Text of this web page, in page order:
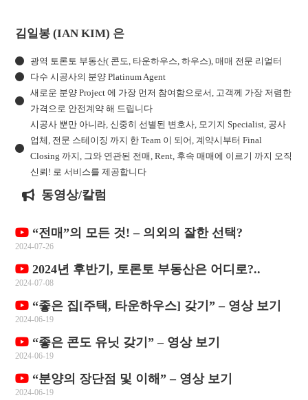
김일봉 (IAN KIM) 은
광역 토론토 부동산( 콘도, 타운하우스, 하우스), 매매 전문 리얼터
다수 시공사의 분양 Platinum Agent
새로운 분양 Project 에 가장 먼저 참여함으로서, 고객께 가장 저렴한
가격으로 안전계약 해 드립니다
시공사 뿐만 아니라, 신중히 선별된 변호사, 모기지 Specialist, 공사
업체, 전문 스테이징 까지 한 Team 이 되어, 계약시부터 Final
Closing 까지, 그와 연관된 전매, Rent, 후속 매매에 이르기 까지 오직
신뢰! 로 서비스를 제공합니다
동영상/칼럼
“전매”의 모든 것! – 의외의 잘한 선택?
2024-07-26
2024년 후반기, 토론토 부동산은 어디로?..
2024-07-08
“좋은 집[주택, 타운하우스] 갖기” – 영상 보기
2024-06-19
“좋은 콘도 유닛 갖기” – 영상 보기
2024-06-19
“분양의 장단점 및 이해” – 영상 보기
2024-06-19